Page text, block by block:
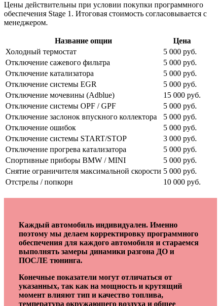
Цены действительны при условии покупки программного
обеспечения Stage 1. Итоговая стоимость согласовывается с
менеджером.
Название опции
Цена
Холодный термостат
5 000 руб.
Отключение сажевого фильтра
5 000 руб.
Отключение катализатора
5 000 руб.
Отключение системы EGR
5 000 руб.
Отключение мочевины (Adblue)
15 000 руб.
Отключение системы OPF / GPF
5 000 руб.
Отключение заслонок впускного коллектора
5 000 руб.
Отключение ошибок
5 000 руб.
Отключение системы START/STOP
3 000 руб.
Отключение прогрева катализатора
5 000 руб.
Спортивные приборы BMW / MINI
5 000 руб.
Снятие ограничителя максимальной скорости 5 000 руб.
Отстрелы / попкорн
10 000 руб.
Каждый автомобиль индивидуален. Именно
поэтому мы делаем корректировку программного
обеспечения для каждого автомобиля и стараемся
выполнять замеры динамики разгона ДО и
ПОСЛЕ тюнинга.
Конечные показатели могут отличаться от
указанных, так как на мощность и крутящий
момент влияют тип и качество топлива,
температура окружающего воздуха и общее